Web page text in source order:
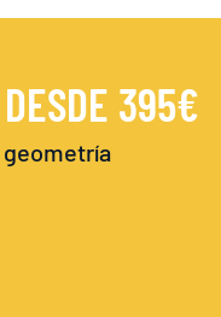
395€